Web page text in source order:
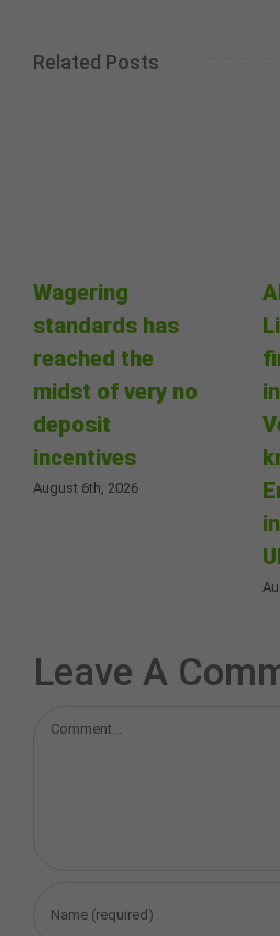
Related Posts
Wagering
standards has
reached the
midst of very no
deposit
incentives
August 6th, 2026
Leave A
Comment